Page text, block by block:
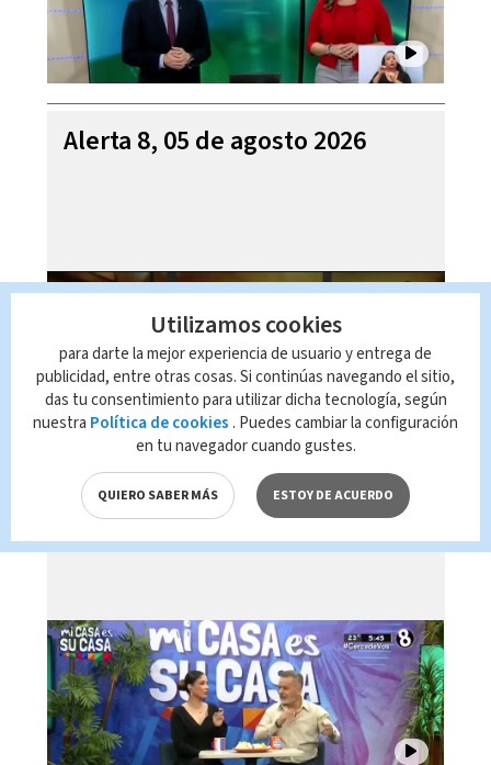
Alerta 8, 05 de agosto 2026
Mi Casa es su Casa, 05 de
agosto 2026
Utilizamos cookies
para darte la mejor experiencia de usuario y entrega de
publicidad, entre otras cosas. Si continúas navegando el sitio,
das tu consentimiento para utilizar dicha tecnología, según
nuestra Política de cookies . Puedes cambiar la configuración
en tu navegador cuando gustes.
QUIERO SABER MÁS ESTOY DE ACUERDO